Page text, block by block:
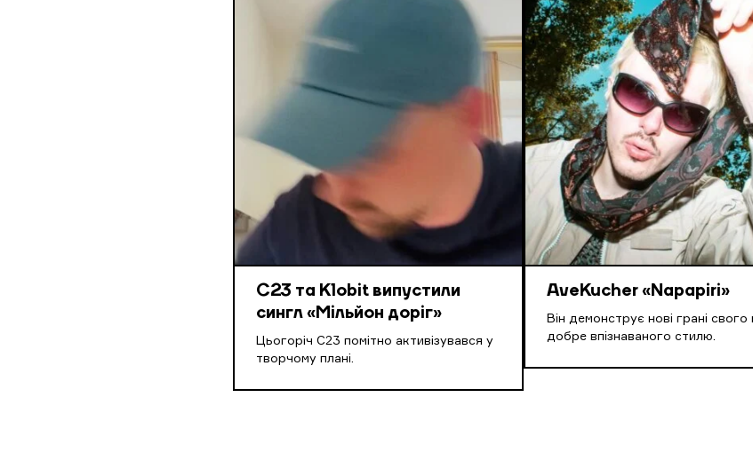
С23 та Klobit випустили
сингл «Мільйон доріг»
Цьогоріч С23 помітно активізувався у
творчому плані.
AveKucher «Napapiri»
Він демонструє нові грані
добре впізнаваного стилю.